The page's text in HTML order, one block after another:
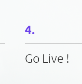
Go Live !